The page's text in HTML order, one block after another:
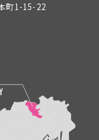
町1-15-22